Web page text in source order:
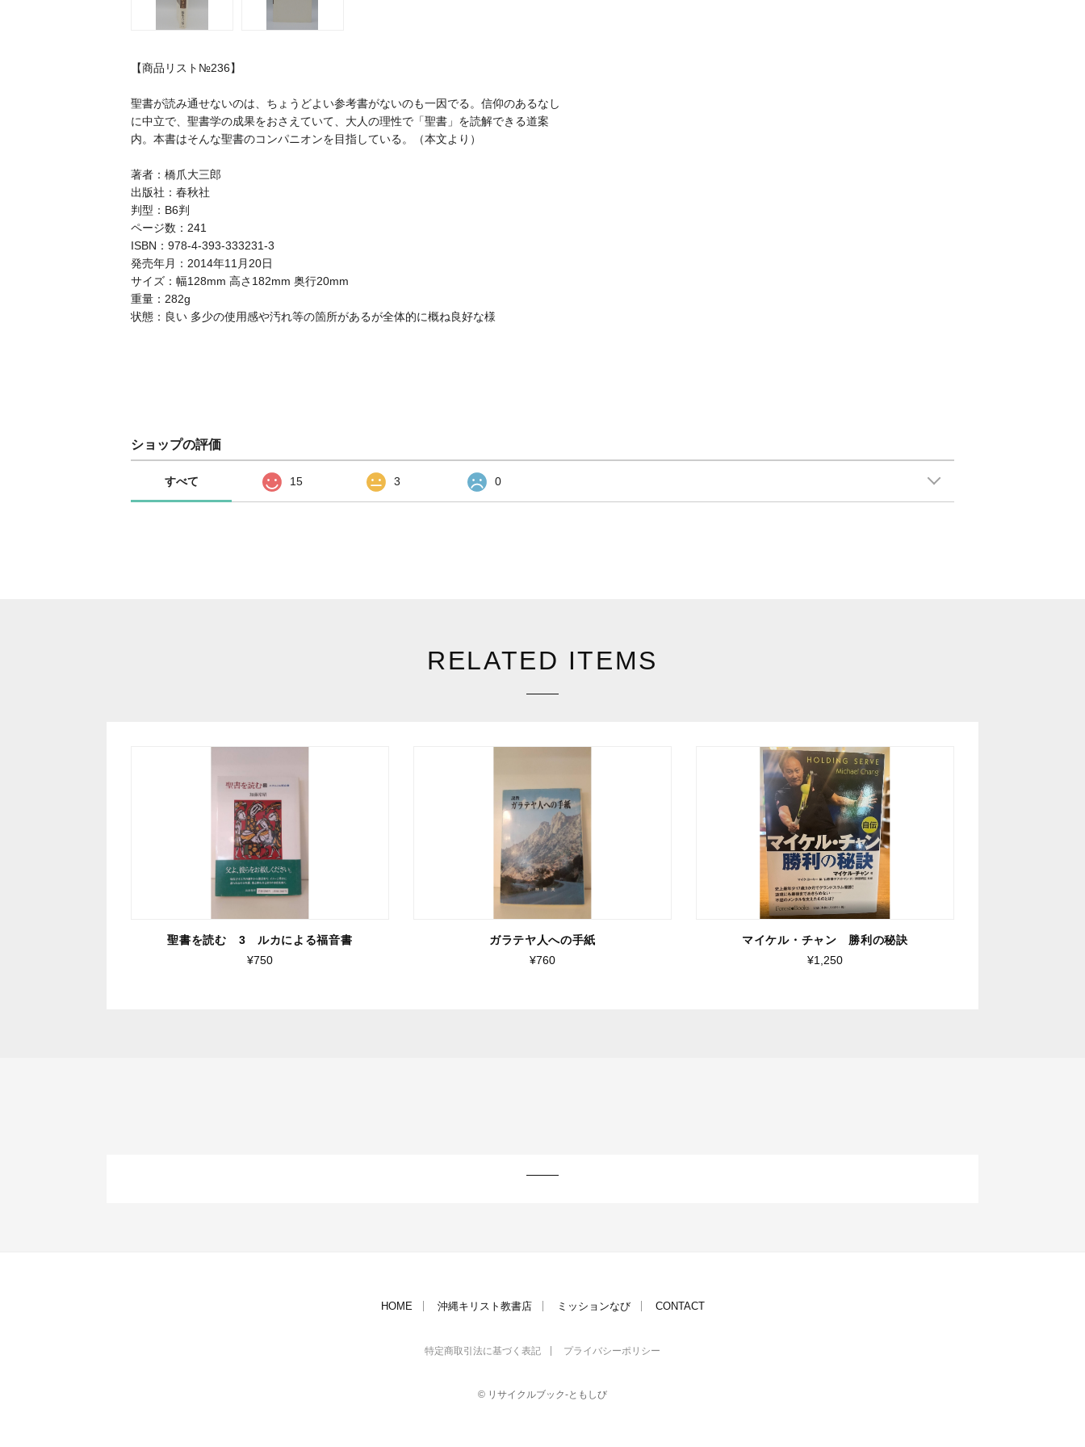
【商品リスト№236】
聖書が読み通せないのは、ちょうどよい参考書がないのも一因でる。信仰のあるなし
に中立で、聖書学の成果をおさえていて、大人の理性で「聖書」を読解できる道案
内。本書はそんな聖書のコンパニオンを目指している。（本文より）
著者：橋爪大三郎
出版社：春秋社
判型：B6判
ページ数：241
ISBN：978-4-393-333231-3
発売年月：2014年11月20日
サイズ：幅128mm 高さ182mm 奥行20mm
重量：282g
状態：良い 多少の使用感や汚れ等の箇所があるが全体的に概ね良好な様
ショップの評価
すべて 15 3 0
RELATED ITEMS
聖書を読む 3 ルカによる福音書
¥750
ガラテヤ人への手紙
¥760
マイケル・チャン 勝利の秘訣
¥1,250
HOME 沖縄キリスト教書店 ミッションなび CONTACT
特定商取引法に基づく表記 プライバシーポリシー
© リサイクルブック-ともしび